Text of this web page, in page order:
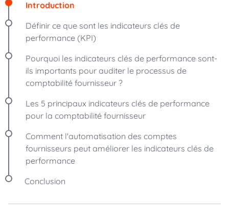
Introduction
Définir ce que sont les indicateurs clés de
performance (KPI)
Pourquoi les indicateurs clés de performance sont-
ils importants pour auditer le processus de
comptabilité fournisseur ?
Les 5 principaux indicateurs clés de performance
pour la comptabilité fournisseur
Comment l'automatisation des comptes
fournisseurs peut améliorer les indicateurs clés de
performance
Conclusion